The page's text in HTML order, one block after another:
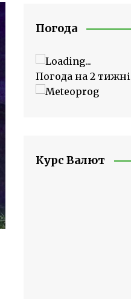
Погода
Погода на 2 тижні
Курс Валют